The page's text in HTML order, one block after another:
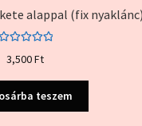
alappal (fix nyaklánc)
5.00 / 5
3,500Ft
teszem